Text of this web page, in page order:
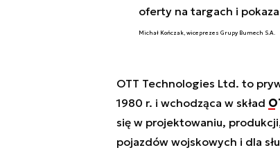
oferty na targach i
Michał Kończak, wiceprezes Grupy Bumech S.A.
OTT Technologies Ltd. to
1980 r. i wchodząca w skład
się w projektowaniu,
pojazdów wojskowych i dla